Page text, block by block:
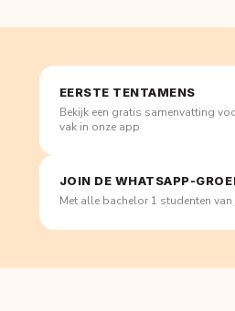
EERSTE TENTAMENS
Bekijk een gratis samenvatting
vak in onze app
JOIN DE WHATSAPP-
Met alle bachelor 1 studenten